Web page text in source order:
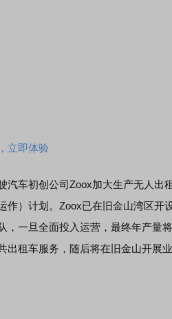
立即体验
汽车初创公司Zoox加大生产无人出
作）计划。Zoox已在旧金山湾区开
，一旦全面投入运营，最终年产量
出租车服务，随后将在旧金山开展业